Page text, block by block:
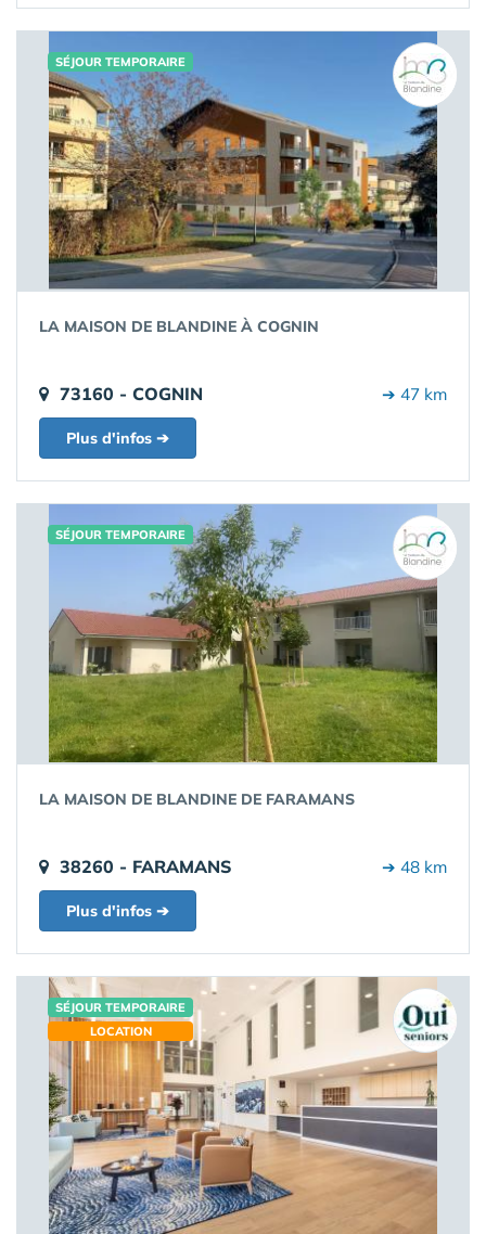
SÉJOUR TEMPORAIRE
LA MAISON DE BLANDINE À COGNIN
73160 - COGNIN ➔ 47 km
Plus d'infos ➔
SÉJOUR TEMPORAIRE
LA MAISON DE BLANDINE DE FARAMANS
38260 - FARAMANS ➔ 48 km
Plus d'infos ➔
SÉJOUR TEMPORAIRE
LOCATION